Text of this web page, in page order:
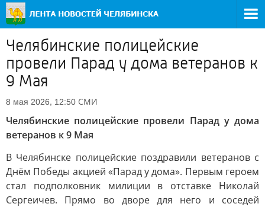
Челябинские полицейские
провели Парад у дома ветеранов к
9 Мая
8 мая 2026, 12:50 СМИ
Челябинские полицейские провели Парад у дома
ветеранов к 9 Мая
В Челябинске полицейские поздравили ветеранов с
Днём Победы акцией «Парад у дома». Первым героем
стал подполковник милиции в отставке Николай
Сергеичев. Прямо во дворе для него и соседей